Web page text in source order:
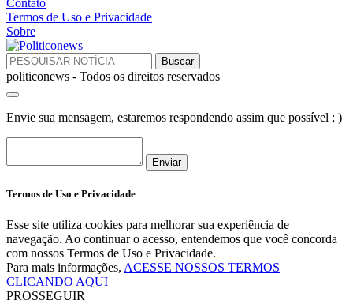
Contato
Termos de Uso e Privacidade
Sobre
politiconews - Todos os direitos reservados
Envie sua mensagem, estaremos respondendo assim que possível ; )
Enviar
Termos de Uso e Privacidade
Esse site utiliza cookies para melhorar sua experiência de
navegação. Ao continuar o acesso, entendemos que você concorda
com nossos Termos de Uso e Privacidade.
Para mais informações, ACESSE NOSSOS TERMOS
CLICANDO AQUI
PROSSEGUIR